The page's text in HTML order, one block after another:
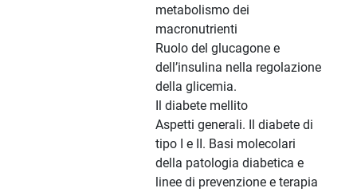
metabolismo dei
macronutrienti
Ruolo del glucagone e
dell’insulina nella regolazione
della glicemia.
Il diabete mellito
Aspetti generali. Il diabete di
tipo I e II. Basi molecolari
della patologia diabetica e
linee di prevenzione e terapia